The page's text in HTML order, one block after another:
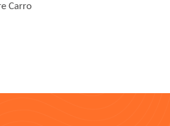
Carro